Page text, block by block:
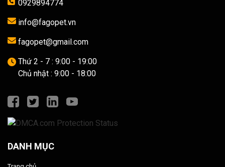
0929894774
info@fagopet.vn
fagopet@gmail.com
Thứ 2 - 7 : 9:00 - 19:00
Chủ nhật : 9:00 - 18:00
DANH MỤC